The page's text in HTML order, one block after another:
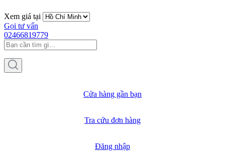
Xem giá tại
Gọi tư vấn
02466819779
Cửa hàng gần bạn
Tra cứu đơn hàng
Đăng nhập